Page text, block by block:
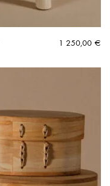
1 250,00 €